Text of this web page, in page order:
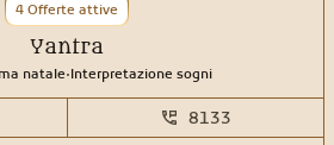
4 Offerte attive
Yantra
natale.Interpretazione sogni
8133